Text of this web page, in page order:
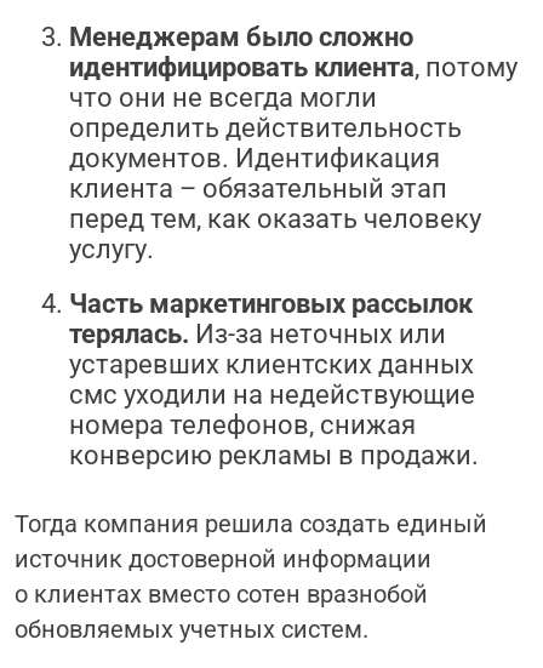
Менеджерам было сложно
идентифицировать клиента, потому
что они не всегда могли
определить действительность
документов. Идентификация
клиента – обязательный этап
перед тем, как оказать человеку
услугу.
Часть маркетинговых рассылок
терялась. Из-за неточных или
устаревших клиентских данных
смс уходили на недействующие
номера телефонов, снижая
конверсию рекламы в продажи.
Тогда компания решила создать единый
источник достоверной информации
о клиентах вместо сотен вразнобой
обновляемых учетных систем.